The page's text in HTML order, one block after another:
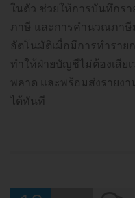
ในตัว ช่วยให้การบันทึกร
ภาษี และการคำนวณภาษี
อัตโนมัติเมื่อมีการทำราย
ทำให้ฝ่ายบัญชีไม่ต้องเสีย
พลาด และพร้อมส่งรายงา
ได้ทันที